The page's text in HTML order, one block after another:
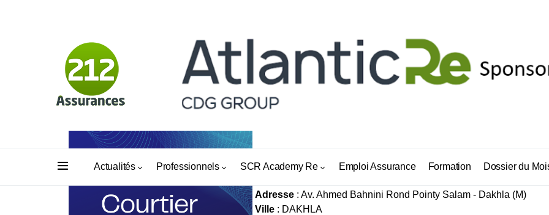
Actualités Professionnels SCR Academy Re Emploi Assurance Formation Dossier du
YATAM ASSURANCES
Adresse : Av. Ahmed Bahnini Rond Pointy Salam - Dakhla (M)
Ville : DAKHLA